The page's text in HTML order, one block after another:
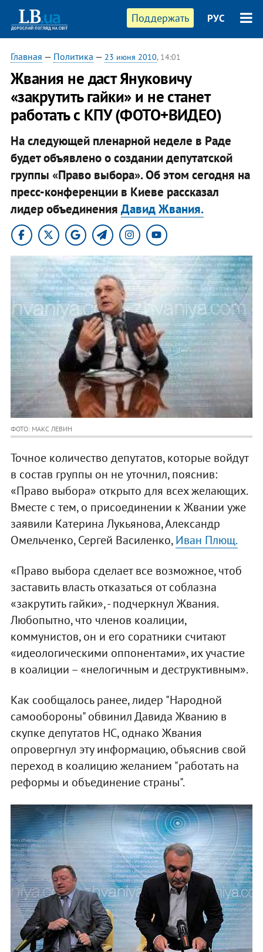
Поддержать РУС
Главная — Политика — 23 июня 2010, 14:01
Жвания не даст Януковичу
«закрутить гайки» и не станет
работать с КПУ (ФОТО+ВИДЕО)
На следующей пленарной неделе в Раде
будет объявлено о создании депутатской
группы «Право выбора». Об этом сегодня на
пресс-конференции в Киеве рассказал
лидер объединения Давид Жвания.
ФОТО: МАКС ЛЕВИН
Точное количество депутатов, которые войдут
в состав группы он не уточнил, пояснив:
«Право выбора» открыто для всех желающих.
Вместе с тем, о присоединении к Жвании уже
заявили Катерина Лукьянова, Александр
Омельченко, Сергей Василенко,Иван Плющ.
«Право выбора сделает все возможное, чтоб
заставить власть отказаться от соблазна
«закрутить гайки», - подчеркнул Жвания.
Любопытно, что членов коалиции,
коммунистов, он и его соратники считают
«идеологическими оппонентами», их участие
в коалиции – «нелогичным и деструктивным».
Как сообщалось ранее, лидер "Народной
самообороны" обвинил Давида Жванию в
скупке депутатов НС, однако Жвания
опровергнул эту информацию, объяснив свой
переход в коалицию желанием "работать на
реформы и объединение страны".